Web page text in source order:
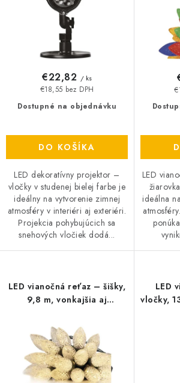
REFERENCIE
KARIÉRA
B2B SEKCIA
Obchodné podmienky
Ochrana
Reklamačný poriadok
Kontakt
Dostupné na objednávku
€18,55 bez DPH
€22,82 / ks
DO KOŠÍKA
LED dekoratívny projektor –
vločky v studenej bielej farbe je
ideálny na vytvorenie zimnej
atmosféry v interiéri aj exteriéri.
Projekcia pohybujúcich sa
snehových vločiek dodá...
LED
ideálna
LED vianočná reťaz – šišky,
9,8 m, vonkajšia aj
LED
vločky,